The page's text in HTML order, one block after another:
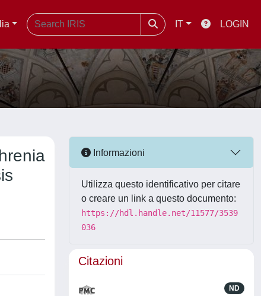
IT LOGIN
Informazioni
Utilizza questo identificativo per citare
o creare un link a questo documento:
https://hdl.handle.net/11577/3539
036
Citazioni
ND